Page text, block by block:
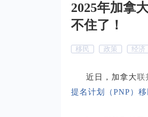
2025年加拿
不住了！
移民 政策 经济
近日，加拿大联
提名计划（PNP）